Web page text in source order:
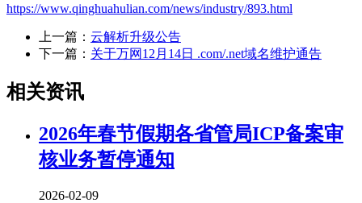
https://www.qinghuahulian.com/news/industry/893.html
上一篇： 云解析升级公告
下一篇： 关于万网12月14日 .com/.net域名维护通告
相关资讯
2026年春节假期各省管局ICP备案审
核业务暂停通知
2026-02-09